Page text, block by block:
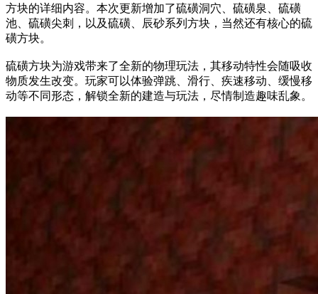
方块的详细内容。本次更新增加了硫磺洞穴、硫磺泉、硫磺
池、硫磺尖刺，以及硫磺、辰砂系列方块，当然还有核心的硫
磺方块。
硫磺方块为游戏带来了全新的物理玩法，其移动特性会随吸收
物质发生改变。玩家可以体验弹跳、滑行、疾速移动、缓慢移
动等不同形态，解锁全新的建造与玩法，尽情制造趣味乱象。